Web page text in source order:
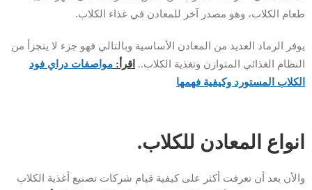
طعام الكلاب، وهو مصدر آخر للمعادن في غذاء الكلاب.
يوفر الرماد العديد من المعادن الأساسية وبالتالي فهو جزء لا يتجزأ من
النظام الغذائي المتوازن وتغذية الكلاب.. اقرأ: مواصفات دراي فود
الكلاب المستورد وكيفية فهمها
انواع المعادن للكلاب.
والأن بعد أن تعرفت أكثر على كيفية قيام شركات تصنيع أغذية الكلاب